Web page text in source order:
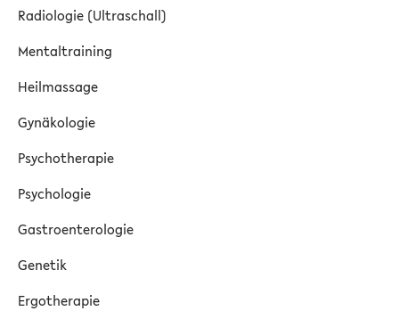
Radiologie (Ultraschall)
Mentaltraining
Heilmassage
Gynäkologie
Psychotherapie
Psychologie
Gastroenterologie
Genetik
Ergotherapie